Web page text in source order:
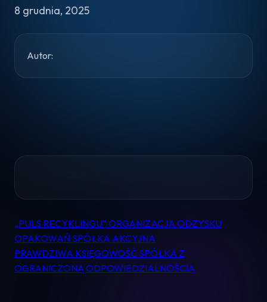
Pomoc
Kontakt
8 grudnia, 2025
Autor:
Nawigacja
wpisu
„PULS RECYKLINGU” ORGANIZACJA ODZYSKU
OPAKOWAŃ SPÓŁKA AKCYJNA
PRAWDZIWA KSIĘGOWOŚĆ SPÓŁKA Z
OGRANICZONĄ ODPOWIEDZIALNOŚCIĄ